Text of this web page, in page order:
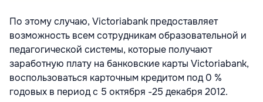
По этому случаю, Victoriabank предоставляет
возможность всем сотрудникам образовательной и
педагогической системы, которые получают
заработную плату на банковские карты Victoriabank,
воспользоваться карточным кредитом под 0 %
годовых в период с 5 октября -25 декабря 2012.